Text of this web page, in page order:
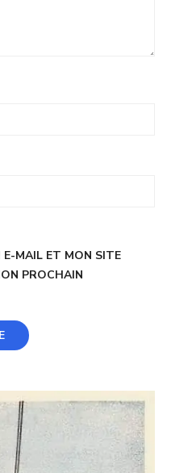
E-MAIL ET MON SITE
PROCHAIN